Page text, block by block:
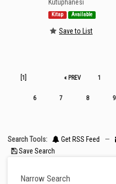
Kütüphanesi
Kitap Available
Save to List
[1] « PREV 1
6 7 8 9
Search Tools: Get RSS Feed —
Save Search
Narrow Search